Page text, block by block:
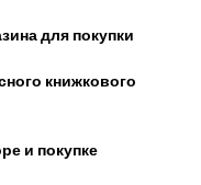
для покупки
книжкового
и покупке